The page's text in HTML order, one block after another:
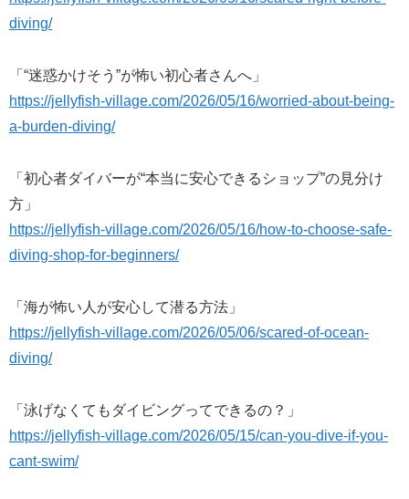
diving/
「“迷惑かけそう”が怖い初心者さんへ」
https://jellyfish-village.com/2026/05/16/worried-about-being-
a-burden-diving/
「初心者ダイバーが“本当に安心できるショップ”の見分け
方」
https://jellyfish-village.com/2026/05/16/how-to-choose-safe-
diving-shop-for-beginners/
「海が怖い人が安心して潜る方法」
https://jellyfish-village.com/2026/05/06/scared-of-ocean-
diving/
「泳げなくてもダイビングってできるの？」
https://jellyfish-village.com/2026/05/15/can-you-dive-if-you-
cant-swim/